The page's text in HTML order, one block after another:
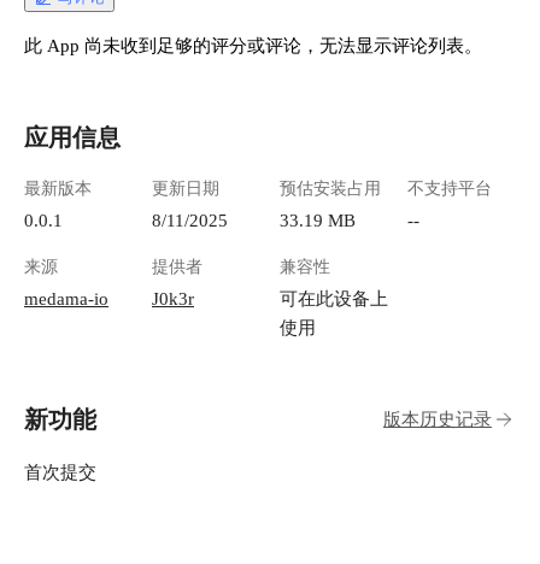
此 App 尚未收到足够的评分或评论，无法显示评论列表。
应用信息
最新版本
0.0.1
更新日期
8/11/2025
预估安装占用
33.19 MB
不支持平台
--
来源
medama-io
提供者
J0k3r
兼容性
可在此设备上
使用
新功能 版本历史记录
首次提交